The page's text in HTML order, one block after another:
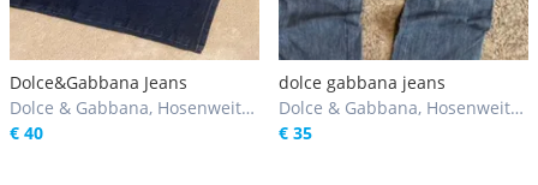
Dolce&Gabbana Jeans
Dolce & Gabbana, Hosenweite
27 / S, 28 / S
€ 40
dolce gabbana jeans
Dolce & Gabbana, Hosenweite
30 / S
€ 35